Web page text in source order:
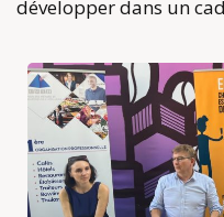
développer dans un